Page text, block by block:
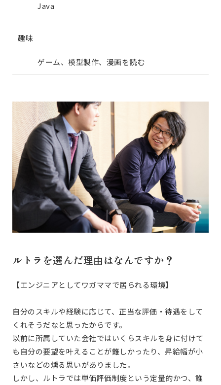
Java
趣味
ゲーム、模型製作、漫画を読む
ルトラを選んだ理由はなんですか？
【エンジニアとしてワガママで居られる環境】
自分のスキルや経験に応じて、正当な評価・待遇をして
くれそうだなと思ったからです。
以前に所属していた会社ではいくらスキルを身に付けて
も自分の要望を叶えることが難しかったり、昇給幅が小
さいなどの燻る思いがありました。
しかし、ルトラでは単価評価制度という定量的かつ、誰